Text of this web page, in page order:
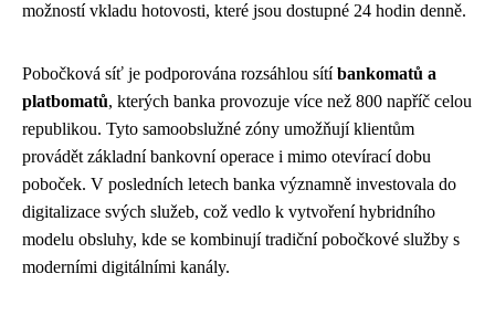
možností vkladu hotovosti, které jsou dostupné 24 hodin denně.
Pobočková síť je podporována rozsáhlou sítíbankomatů a
platbomatů, kterých banka provozuje více než 800 napříč celou
republikou. Tyto samoobslužné zóny umožňují klientům
provádět základní bankovní operace i mimo otevírací dobu
poboček. V posledních letech banka významně investovala do
digitalizace svých služeb, což vedlo k vytvoření hybridního
modelu obsluhy, kde se kombinují tradiční pobočkové služby s
moderními digitálními kanály.